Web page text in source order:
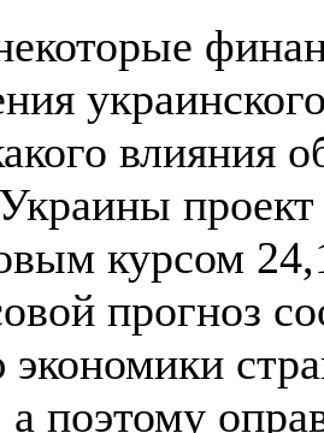
влияния
курсом
прогноз
экономики
поэтому